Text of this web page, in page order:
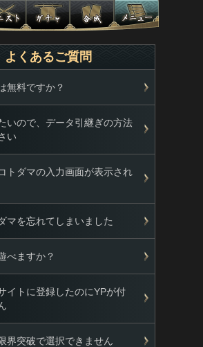
よくあるご質問
無料ですか？
いので、データ引継ぎの方法
い
トダマの入力画面が表示され
マを忘れてしまいました
べますか？
イトに登録したのにYPが付
界突破で選択できません